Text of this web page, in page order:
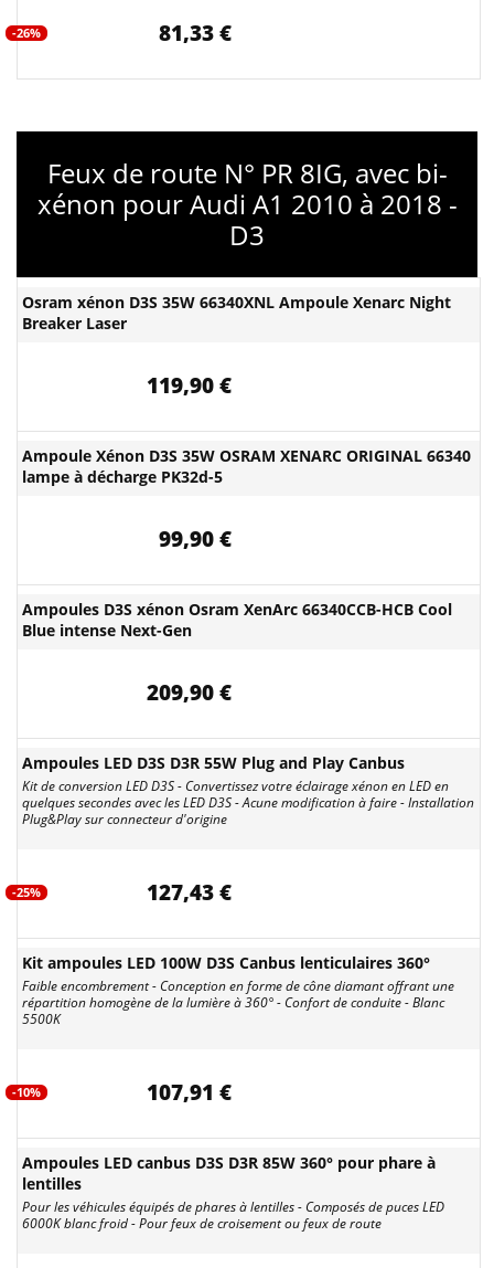
-26% 81,33 €
Feux de route N° PR 8IG, avec bi-
xénon pour Audi A1 2010 à 2018 -
D3
Osram xénon D3S 35W 66340XNL Ampoule Xenarc Night
Breaker Laser
119,90 €
Ampoule Xénon D3S 35W OSRAM XENARC ORIGINAL 66340
lampe à décharge PK32d-5
99,90 €
Ampoules D3S xénon Osram XenArc 66340CCB-HCB Cool
Blue intense Next-Gen
209,90 €
Ampoules LED D3S D3R 55W Plug and Play Canbus
Kit de conversion LED D3S - Convertissez votre éclairage xénon en LED en
quelques secondes avec les LED D3S - Acune modification à faire - Installation
Plug&Play sur connecteur d'origine
-25% 127,43 €
Kit ampoules LED 100W D3S Canbus lenticulaires 360°
Faible encombrement - Conception en forme de cône diamant offrant une
répartition homogène de la lumière à 360° - Confort de conduite - Blanc
5500K
-10% 107,91 €
Ampoules LED canbus D3S D3R 85W 360° pour phare à
lentilles
Pour les véhicules équipés de phares à lentilles - Composés de puces LED
6000K blanc froid - Pour feux de croisement ou feux de route